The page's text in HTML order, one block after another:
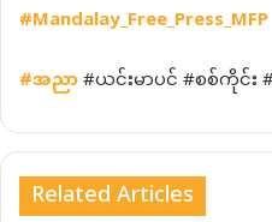
#Mandalay_Free_Press_MFP
#အညာ#ယင်းမာပင် #စစ်ကိုင်း
Related Articles